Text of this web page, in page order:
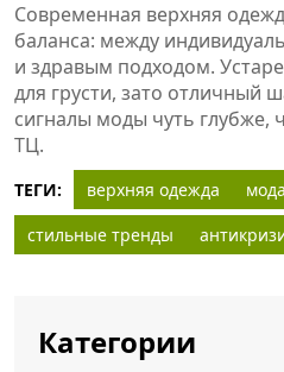
Современная верхняя
баланса: между
и здравым подходом.
для грусти, зато отличный
сигналы моды чуть
ТЦ.
ТЕГИ: верхняя одежда
стильные тренды
Категории